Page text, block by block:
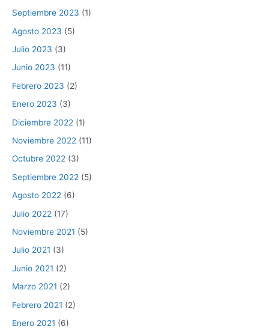
Septiembre 2023 (1)
Agosto 2023 (5)
Julio 2023 (3)
Junio 2023 (11)
Febrero 2023 (2)
Enero 2023 (3)
Diciembre 2022 (1)
Noviembre 2022 (11)
Octubre 2022 (3)
Septiembre 2022 (5)
Agosto 2022 (6)
Julio 2022 (17)
Noviembre 2021 (5)
Julio 2021 (3)
Junio 2021 (2)
Marzo 2021 (2)
Febrero 2021 (2)
Enero 2021 (6)